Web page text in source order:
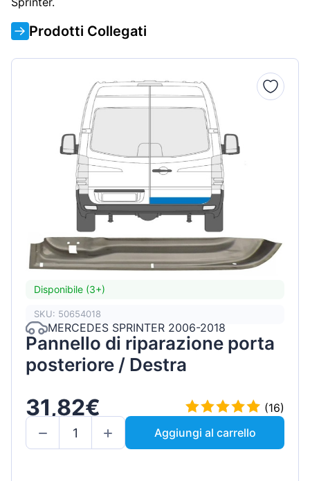
Prodotti Collegati
Disponibile (3+)
SKU: 50654018
MERCEDES SPRINTER 2006-2018
Pannello di riparazione porta
posteriore / Destra
31,82€
(16)
Aggiungi al carrello